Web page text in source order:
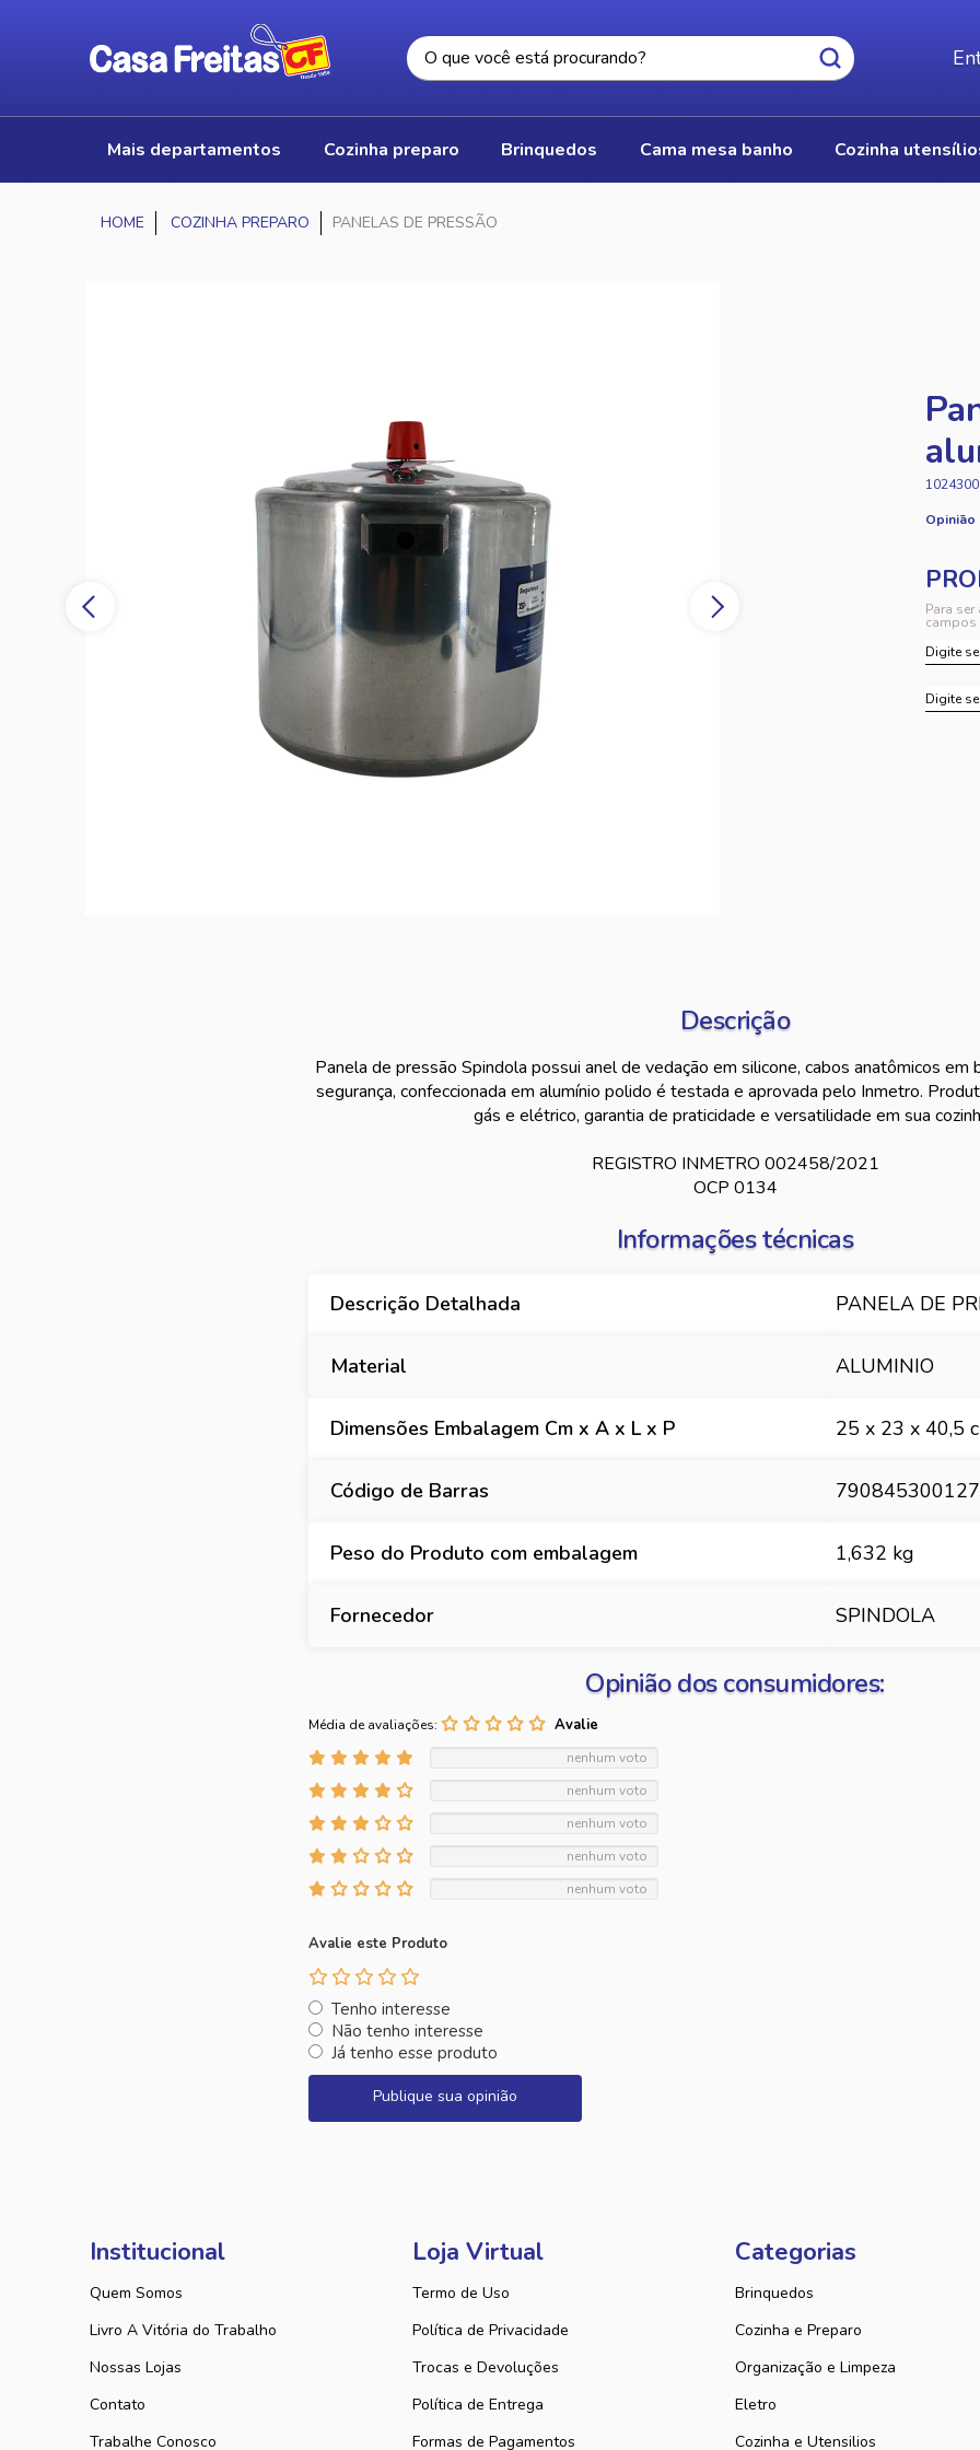
mais departamentos cozinha preparo brinquedos cama mesa banho cozinha
COZINHA PREPARO PANELAS DE PRESSÃO
Opinião
Para
campos
Descrição
Panela de pressão Spindola possui anel de vedação em silicone, cabos anatômicos
segurança, confeccionada em alumínio polido é testada e aprovada pelo Inmetro.
gás e elétrico, garantia de praticidade e versatilidade em sua
REGISTRO INMETRO 002458/2021
OCP 0134
Informações técnicas
Descrição Detalhada PANELA DE
Material ALUMINIO
Dimensões Embalagem Cm x A x L x P 25 x 23 x 40,5
Código de Barras
Peso do Produto com embalagem 1,632 kg
Fornecedor SPINDOLA
Opinião dos consumidores:
Média de avaliações:
nenhum voto
nenhum voto
nenhum voto
nenhum voto
nenhum voto
Avalie este Produto
Tenho interesse
Não tenho interesse
Já tenho esse produto
Publique sua opinião
Institucional
Quem Somos
Livro A Vitória do Trabalho
Nossas Lojas
Contato
Trabalhe Conosco
Loja Virtual
Termo de Uso
Política de Privacidade
Trocas e Devoluções
Política de Entrega
Formas de Pagamentos
Categorias
Brinquedos
Cozinha e Preparo
Organização e Limpeza
Eletro
Cozinha e Utensilios